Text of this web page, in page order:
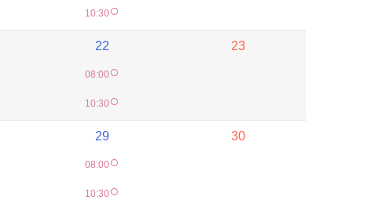
10:30○
22
08:00○
10:30○
23
29
08:00○
10:30○
30